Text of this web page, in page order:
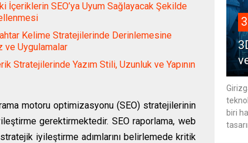
İçeriklerin SEO’ya Uyum Sağlayacak Şekilde
Kelime Stratejilerinde Derinlemesine
ve Uygulamalar
Stratejilerinde Yazım Stili, Uzunluk ve Yapının
motoru optimizasyonu (SEO) stratejilerinin
gerektirmektedir. SEO raporlama, web
iyileştirme adımlarını belirlemede kritik
3
biri